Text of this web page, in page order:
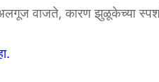
वाजते, कारण झुळूकेच्या